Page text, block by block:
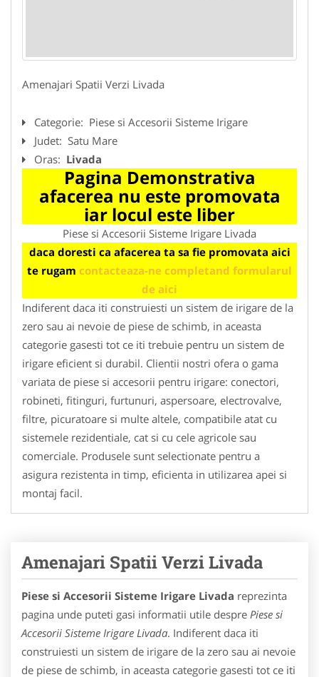
Amenajari Spatii Verzi Livada
Categorie: Piese si Accesorii Sisteme Irigare
Judet: Satu Mare
Oras: Livada
Pagina Demonstrativa
afacerea nu este promovata
iar locul este liber
Piese si Accesorii Sisteme Irigare Livada
daca doresti ca afacerea ta sa fie promovata aici
te rugam contacteaza-ne completand formularul
de aici
Indiferent daca iti construiesti un sistem de irigare de la
zero sau ai nevoie de piese de schimb, in aceasta
categorie gasesti tot ce iti trebuie pentru un sistem de
irigare eficient si durabil. Clientii nostri ofera o gama
variata de piese si accesorii pentru irigare: conectori,
robineti, fitinguri, furtunuri, aspersoare, electrovalve,
filtre, picuratoare si multe altele, compatibile atat cu
sistemele rezidentiale, cat si cu cele agricole sau
comerciale. Produsele sunt selectionate pentru a
asigura rezistenta in timp, eficienta in utilizarea apei si
montaj facil.
Amenajari Spatii Verzi Livada
Piese si Accesorii Sisteme Irigare Livada reprezinta
pagina unde puteti gasi informatii utile despre Piese si
Accesorii Sisteme Irigare Livada. Indiferent daca iti
construiesti un sistem de irigare de la zero sau ai nevoie
de piese de schimb, in aceasta categorie gasesti tot ce iti